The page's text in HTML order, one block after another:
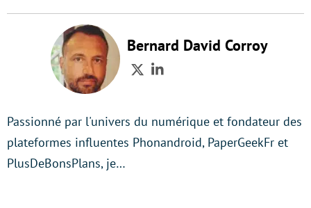
Bernard David Corroy
TwitterLinkedIn
Passionné par l'univers du numérique et fondateur des
plateformes influentes Phonandroid, PaperGeekFr et
PlusDeBonsPlans, je…